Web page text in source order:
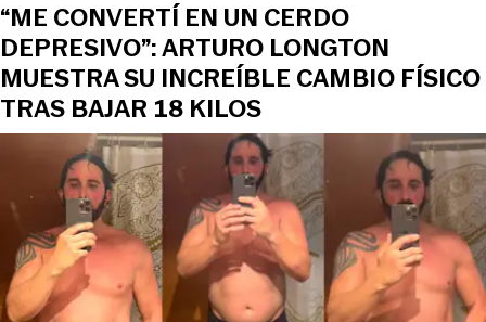
“ME CONVERTÍ EN UN CERDO
DEPRESIVO”: ARTURO LONGTON
MUESTRA SU INCREÍBLE CAMBIO FÍSICO
TRAS BAJAR 18 KILOS